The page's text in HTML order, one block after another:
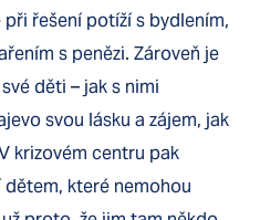
řešení potíží s bydlením,
s penězi. Zároveň je
děti – jak s nimi
svou lásku a zájem, jak
krizovém centru pak
dětem, které nemohou